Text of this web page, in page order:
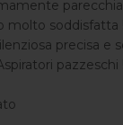
molto soddisfatta
precisa e